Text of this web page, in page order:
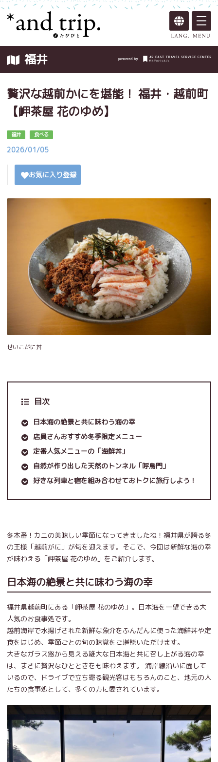
福井
贅沢な越前かにを堪能！ 福井・越前町
【岬茶屋 花のゆめ】
福井 食べる
2026/01/05
お気に入り登録
せいこがに丼
目次
日本海の絶景と共に味わう海の幸
店員さんおすすめ冬季限定メニュー
定番人気メニューの「海鮮丼」
自然が作り出した天然のトンネル「呼鳥門」
好きな列車と宿を組み合わせておトクに旅行しよう！
冬本番！カニの美味しい季節になってきましたね！福井県が誇る冬
の王様「越前がに」が旬を迎えます。そこで、今回は新鮮な海の幸
が味わえる「岬茶屋 花のゆめ」をご紹介します。
日本海の絶景と共に味わう海の幸
福井県越前町にある「岬茶屋 花のゆめ」。日本海を一望できる大
人気のお食事処です。
越前海岸で水揚げされた新鮮な魚介をふんだんに使った海鮮丼や定
食をはじめ、季節ごとの旬の味覚をご堪能いただけます。
大きなガラス窓から見える雄大な日本海と共に召し上がる海の幸
は、まさに贅沢なひとときをも味わえます。 海岸線沿いに面して
いるので、ドライブで立ち寄る観光客はもちろんのこと、地元の人
たちの食事処として、多くの方に愛されています。